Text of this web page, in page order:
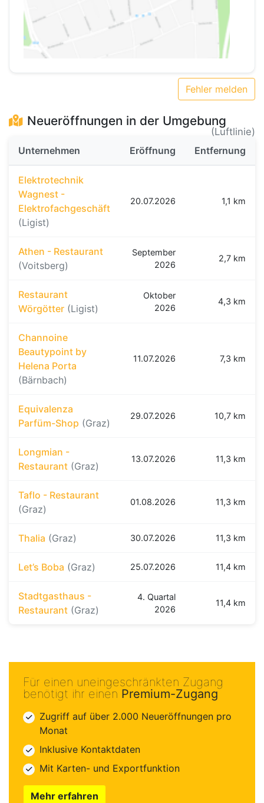
Fehler melden
Neueröffnungen in der Umgebung
(Luftlinie)
Unternehmen
Eröffnung Entfernung
Elektrotechnik
Wagnest -
Elektrofachgeschäft
(Ligist)
20.07.2026 1,1 km
Athen - Restaurant
(Voitsberg)
September
2026
2,7 km
Restaurant
Wörgötter (Ligist)
Oktober
2026
4,3 km
Channoine
Beautypoint by
Helena Porta
(Bärnbach)
11.07.2026 7,3 km
Equivalenza
Parfüm-Shop (Graz)
29.07.2026 10,7 km
Longmian -
Restaurant (Graz)
13.07.2026 11,3 km
Taflo - Restaurant
(Graz)
01.08.2026 11,3 km
Thalia (Graz) 30.07.2026 11,3 km
Let’s Boba (Graz) 25.07.2026 11,4 km
Stadtgasthaus -
Restaurant (Graz)
4. Quartal
2026
11,4 km
Für einen uneingeschränkten Zugang
benötigt ihr einen Premium-Zugang
Zugriff auf über 2.000 Neueröffnungen pro
Monat
Inklusive Kontaktdaten
Mit Karten- und Exportfunktion
Mehr erfahren